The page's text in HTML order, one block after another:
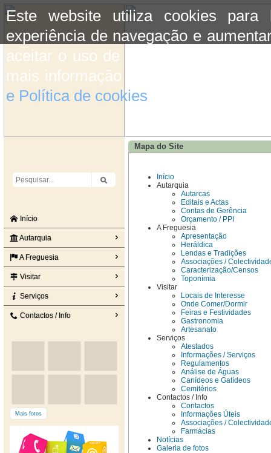
Este website utiliza cookies para
experiência de navegação e
aceitar o uso de cookies basta
mais informação consulte a
e Política de cookies
Início
Autarquia
A Freguesia
Visitar
Serviços
Contactos / Info
Mais fotos
Mapa do Site
Início
Autarquia
Autarcas
Editais e Actas
Contas de Gerência
Orçamento / PPI
A Freguesia
Apresentação
Heráldica
Lendas e Tradições
Associações /
Caracterização/Censos
Toponímia
Visitar
Locais de Interesse
Onde Comer/Dormir
Feiras e Festividades
Gastronomia
Artesanato
Serviços
Atestados
Informações / Serviços
Regulamentos
Análise de Águas
Canídeos e Gatídeos
Cemitérios
Contactos / Info
Contactos
Informações Úteis
Associações /
Farmácias
Notícias
Galeria de fotos